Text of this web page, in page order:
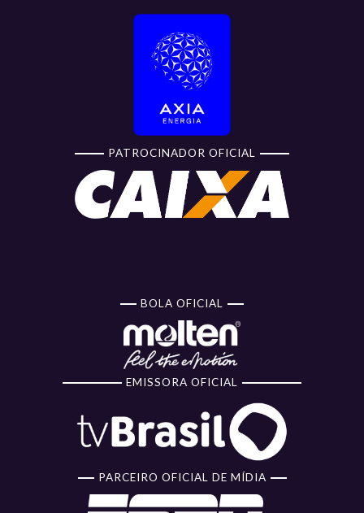
PATROCINADOR OFICIAL
BOLA OFICIAL
EMISSORA OFICIAL
PARCEIRO OFICIAL DE MÍDIA